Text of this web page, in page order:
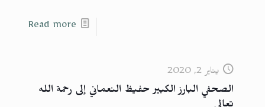
Read more
يناير 2, 2020
الصحفي البارز الكبير حفيظ النعماني إلى رحمة الله